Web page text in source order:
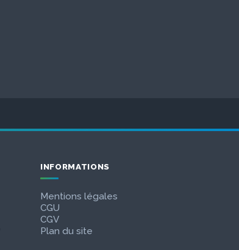
INFORMATIONS
Mentions légales
CGU
CGV
Plan du site